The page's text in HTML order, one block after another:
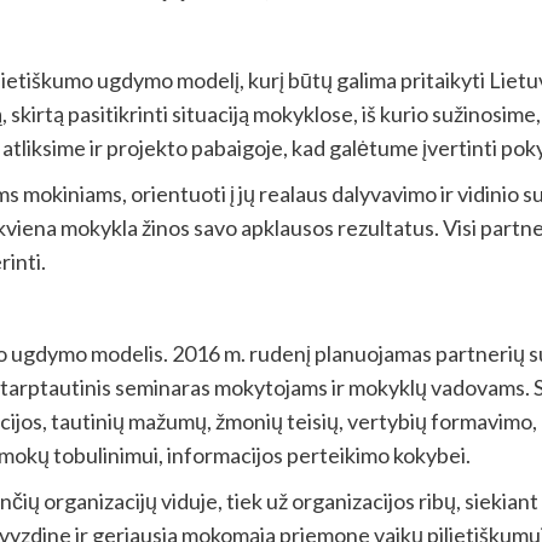
ugdymo modelį, kurį būtų galima pritaikyti
pasitikrinti situaciją mokyklose, iš kurio
ir projekto pabaigoje, kad galėtume įvertinti
mokiniams, orientuoti į jų realaus dalyvavimo ir vidinio
mokykla žinos savo apklausos rezultatus. Visi
ugdymo modelis. 2016 m. rudenį planuojamas
seminaras mokytojams ir mokyklų vadovams.
tautinių mažumų, žmonių teisių, vertybių
tobulinimui, informacijos perteikimo kokybei.
organizacijų viduje, tiek už organizacijos ribų,
ir geriausia mokomąja priemone vaikų